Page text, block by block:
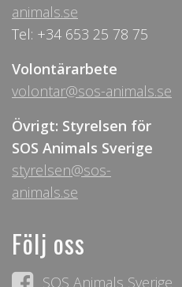
animals.se
Tel: +34 653 25 78 75
Volontärarbete
volontar@sos-animals.se
Övrigt: Styrelsen för
SOS Animals Sverige
styrelsen@sos-
animals.se
Följ oss
SOS Animals Sverige